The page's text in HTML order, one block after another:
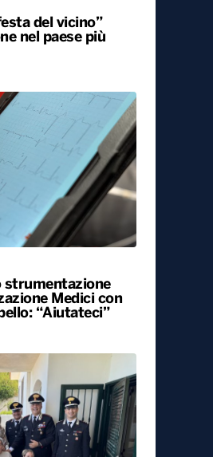
del vicino”
nel paese più
strumentazione
Medici con
“Aiutateci”